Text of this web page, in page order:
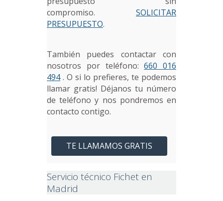
compromiso. SOLICITAR
PRESUPUESTO.
También puedes contactar con
nosotros por teléfono:660 016
494. O si lo prefieres, te podemos
llamar gratis! Déjanos tu número
de teléfono y nos pondremos en
contacto contigo.
TE LLAMAMOS GRATIS
Servicio técnico Fichet en
Madrid